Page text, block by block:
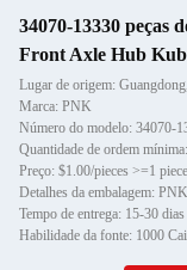
34070-13330 peças
Front Axle Hub
Lugar de origem:
Marca: PNK
Número do modelo: 34070-
Quantidade de ordem
Preço: $1.00/pieces >=1
Detalhes da embalagem: PNK
Tempo de entrega: 15-30 dias
Habilidade da fonte: 1000